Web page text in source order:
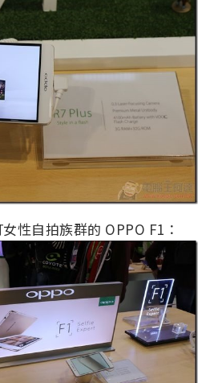
性自拍族群的 OPPO F1：